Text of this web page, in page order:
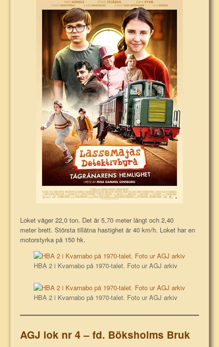
Loket väger 22,0 ton. Det är 5,70 meter långt och 2,40
meter brett. Största tillåtna hastighet är 40 km/h. Loket har en
motorstyrka på 150 hk.
HBA 2 i Kvarnabo på 1970-talet. Foto ur AGJ arkiv
HBA 2 i Kvarnabo på 1970-talet. Foto ur AGJ arkiv
AGJ lok nr 4 – fd. Böksholms Bruk